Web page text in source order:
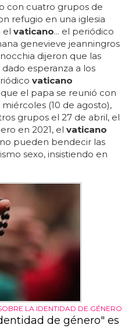
con cuatro grupos de
refugio en una iglesia
el vaticano... el periódico
genevieve jeanningros
dijeron que las
esperanza a los
vaticano
el papa se reunió con
(10 de agosto),
grupos el 27 de abril, el
en 2021, el vaticano
pueden bendecir las
sexo, insistiendo en
LA IDENTIDAD DE GÉNERO
de género" es